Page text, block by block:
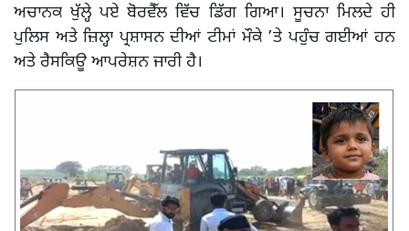
ਅਚਾਨਕ ਖੁੱਲ੍ਹੇ ਪਏ ਬੋਰਵੈੱਲ ਵਿੱਚ ਡਿੱਗ ਗਿਆ। ਸੂਚਨਾ ਮਿਲਦੇ ਹੀ
ਪੁਲਿਸ ਅਤੇ ਜ਼ਿਲ੍ਹਾ ਪ੍ਰਸ਼ਾਸਨ ਦੀਆਂ ਟੀਮਾਂ ਮੌਕੇ ’ਤੇ ਪਹੁੰਚ ਗਈਆਂ ਹਨ
ਅਤੇ ਰੈਸਕਿਊ ਆਪਰੇਸ਼ਨ ਜਾਰੀ ਹੈ।